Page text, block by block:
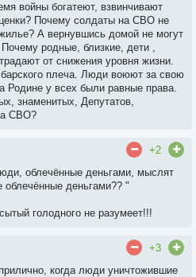
войны богатеют, взвинчивают
Почему солдаты на СВО не
А вернувшись домой не могут
родные, близкие, дети ,
от снижения уровня жизни.
плеча. Люди воюют за свою
Родине у всех были равные права.
знаменитых, Депутатов,
СВО?
+2
облечённые деньгами, мыслят
облечённые деньгами?? "
голодного не разумеет!!!
+3
когда люди уничтожившие